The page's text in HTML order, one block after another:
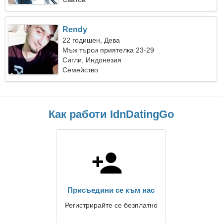
Rendy
22 годишен, Дева
Мъж търси приятелка 23-29
Сигли, Индонезия
Семейство
Как работи IdnDatingGo
Присъедини се към нас
Регистрирайте се безплатно